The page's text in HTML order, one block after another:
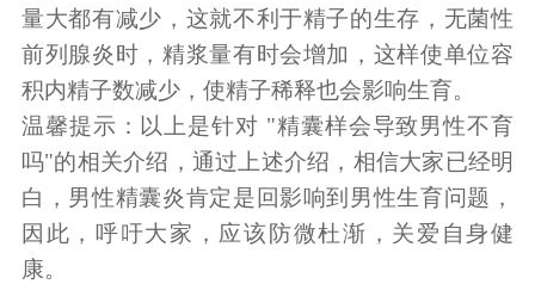
量大都有减少，这就不利于精子的生存，无菌性
前列腺炎时，精浆量有时会增加，这样使单位容
积内精子数减少，使精子稀释也会影响生育。
温馨提示：以上是针对 "精囊样会导致男性不育
吗"的相关介绍，通过上述介绍，相信大家已经明
白，男性精囊炎肯定是回影响到男性生育问题，
因此，呼吁大家，应该防微杜渐，关爱自身健
康。